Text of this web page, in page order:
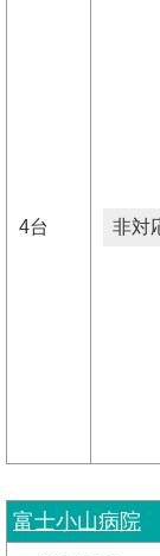
4台 非対
富士小山病院